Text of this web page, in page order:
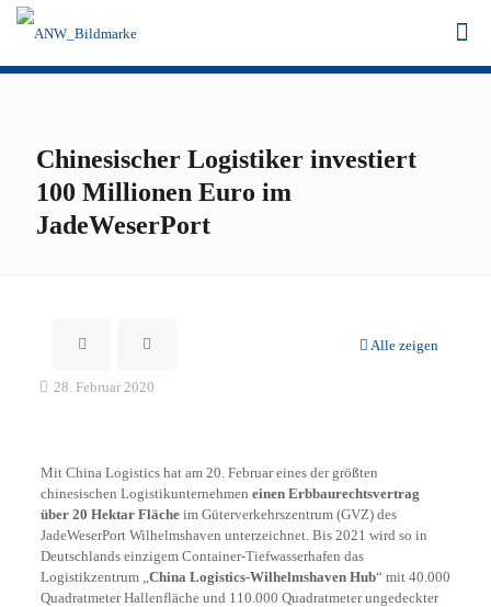
Chinesischer Logistiker investiert
100 Millionen Euro im
JadeWeserPort
Alle zeigen
28. Februar 2020
Mit China Logistics hat am 20. Februar eines der größten
chinesischen Logistikunternehmen einen Erbbaurechtsvertrag
über 20 Hektar Flächeim Güterverkehrszentrum (GVZ) des
JadeWeserPort Wilhelmshaven unterzeichnet. Bis 2021 wird so in
Deutschlands einzigem Container-Tiefwasserhafen das
Logistikzentrum „China Logistics-Wilhelmshaven Hub“ mit 40.000
Quadratmeter Hallenfläche und 110.000 Quadratmeter ungedeckter